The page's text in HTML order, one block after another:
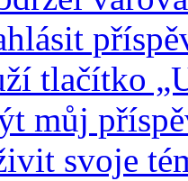
tlačítko
můj
svoje